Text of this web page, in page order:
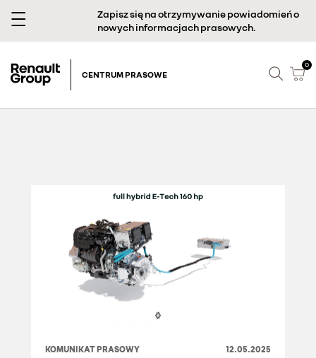
Zapisz się na otrzymywanie powiadomień o
nowych informacjach prasowych.
CENTRUM PRASOWE
0
KOMUNIKAT PRASOWY 12.05.2025